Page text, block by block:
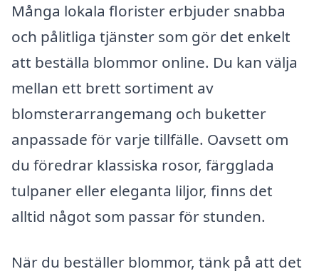
Många lokala florister erbjuder snabba
och pålitliga tjänster som gör det enkelt
att beställa blommor online. Du kan välja
mellan ett brett sortiment av
blomsterarrangemang och buketter
anpassade för varje tillfälle. Oavsett om
du föredrar klassiska rosor, färgglada
tulpaner eller eleganta liljor, finns det
alltid något som passar för stunden.
När du beställer blommor, tänk på att det